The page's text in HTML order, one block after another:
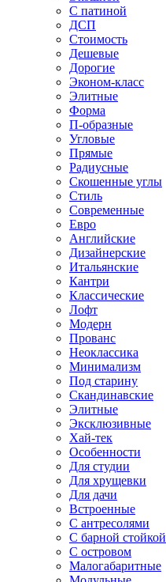
С патиной
ДСП
Стоимость
Дешевые
Дорогие
Эконом-класс
Элитные
Форма
П-образные
Угловые
Прямые
Радиусные
Скошенные углы
Стиль
Современные
Евро
Английские
Дизайнерские
Итальянские
Кантри
Классические
Лофт
Модерн
Прованс
Неоклассика
Минимализм
Под старину
Скандинавские
Элитные
Эксклюзивные
Хай-тек
Особенности
Для студии
Для хрущевки
Для дачи
Встроенные
С антресолями
С барной стойкой
С островом
Малогабаритные